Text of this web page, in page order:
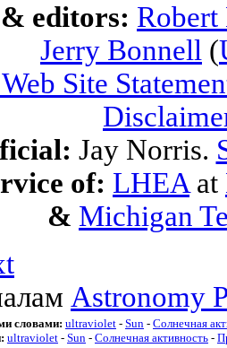
editors:
Jerry Bonnell (
Site
Jay Norris.
of: LHEA at
& Michigan
Astronomy
словами: ultraviolet - Sun - Солнечная
ultraviolet - Sun - Солнечная активность -